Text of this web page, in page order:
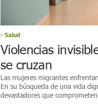
Salud
Violencias
se cruzan
Las mujeres migrantes
En su búsqueda de una vida
devastadores que